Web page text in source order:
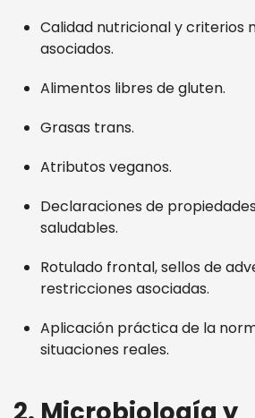
Calidad nutricional y criterios
asociados.
Alimentos libres de gluten.
Grasas trans.
Atributos veganos.
Declaraciones de
saludables.
Rotulado frontal, sellos de
restricciones asociadas.
Aplicación práctica de la
situaciones reales.